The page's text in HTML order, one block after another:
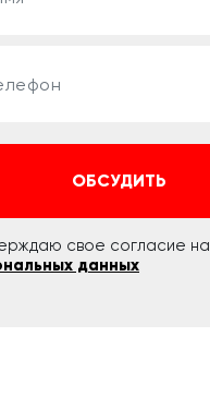
ОБСУДИТЬ
свое согласие на
данных